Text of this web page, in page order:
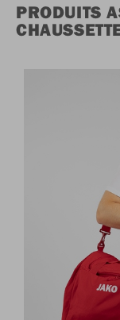
PRODUITS